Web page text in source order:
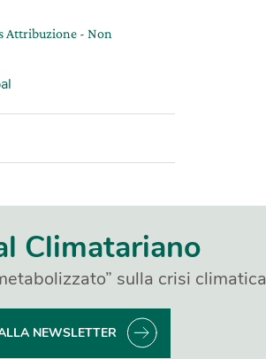
Attribuzione - Non
Climatariano
sulla crisi climatica
NEWSLETTER